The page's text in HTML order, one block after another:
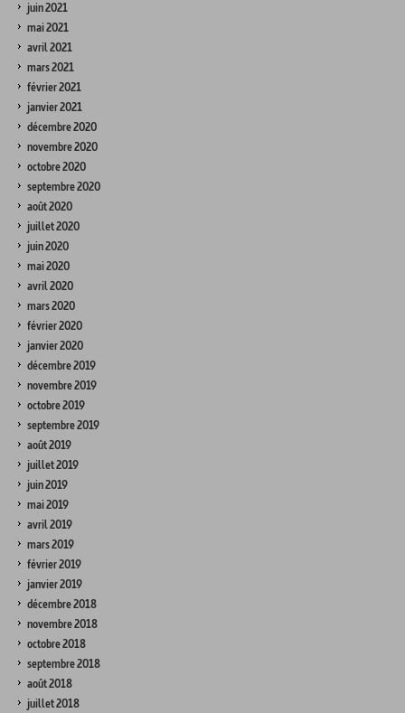
juin 2021
mai 2021
avril 2021
mars 2021
février 2021
janvier 2021
décembre 2020
novembre 2020
octobre 2020
septembre 2020
août 2020
juillet 2020
juin 2020
mai 2020
avril 2020
mars 2020
février 2020
janvier 2020
décembre 2019
novembre 2019
octobre 2019
septembre 2019
août 2019
juillet 2019
juin 2019
mai 2019
avril 2019
mars 2019
février 2019
janvier 2019
décembre 2018
novembre 2018
octobre 2018
septembre 2018
août 2018
juillet 2018